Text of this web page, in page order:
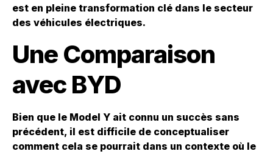
est en pleine transformation clé dans le secteur
des véhicules électriques.
Une Comparaison
avec BYD
Bien que le Model Y ait connu un succès sans
précédent, il est difficile de conceptualiser
comment cela se pourrait dans un contexte où le